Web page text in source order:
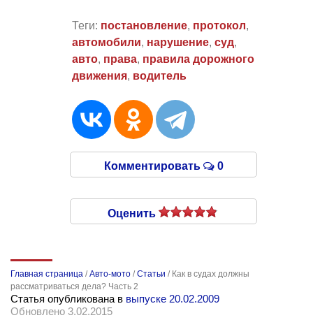
Теги: постановление, протокол,
автомобили, нарушение, суд,
авто, права, правила дорожного
движения, водитель
Комментировать 0
Оценить
Главная страница /Авто-мото /Статьи / Как в судах должны
рассматриваться дела? Часть 2
Статья опубликована в выпуске 20.02.2009
Обновлено 3.02.2015